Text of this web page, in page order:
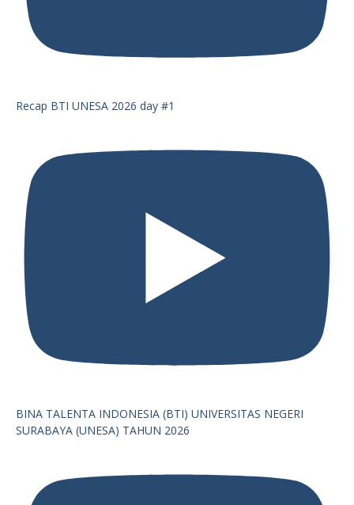
Recap BTI UNESA 2026 day #1
BINA TALENTA INDONESIA (BTI) UNIVERSITAS NEGERI
SURABAYA (UNESA) TAHUN 2026